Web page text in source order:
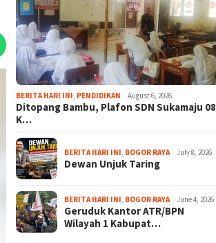
BERITA HARI INI PENDIDIKAN August 6, 2026
Ditopang Bambu, Plafon SDN Sukamaju 08
K…
BERITA HARI INI BOGOR RAYA July 8, 2026
Dewan Unjuk Taring
BERITA HARI INI BOGOR RAYA June 4, 2026
Geruduk Kantor ATR/BPN
Wilayah 1 Kabupat…